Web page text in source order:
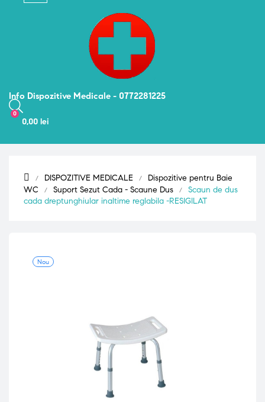
Info Dispozitive Medicale - 0772281225
0
0,00 lei
DISPOZITIVE MEDICALE
Dispozitive pentru Baie
WC
Suport Sezut Cada - Scaune Dus
Scaun de dus
cada dreptunghiular inaltime reglabila -RESIGILAT
Nou